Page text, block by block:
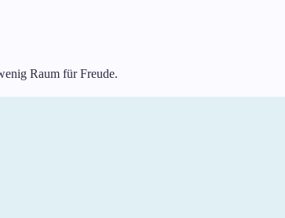
Raum für Freude.